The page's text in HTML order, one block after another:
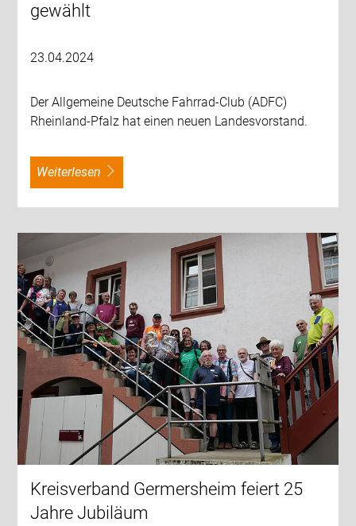
gewählt
23.04.2024
Der Allgemeine Deutsche Fahrrad-Club (ADFC)
Rheinland-Pfalz hat einen neuen Landesvorstand.
weiterlesen
Kreisverband Germersheim feiert 25
Jahre Jubiläum